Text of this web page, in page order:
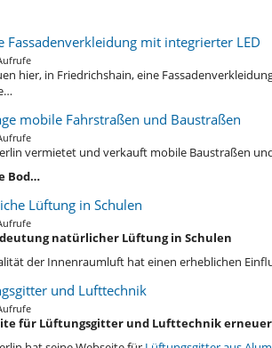
Fassadenverkleidung mit integrierter LED
hier, in Friedrichshain, eine
mobile Fahrstraßen und Baustraßen
vermietet und verkauft mobile Baustraßen
Bod…
Lüftung in Schulen
natürlicher Lüftung in Schulen
der Innenraumluft hat einen erheblichen
und Lufttechnik
für Lüftungsgitter und Lufttechnik